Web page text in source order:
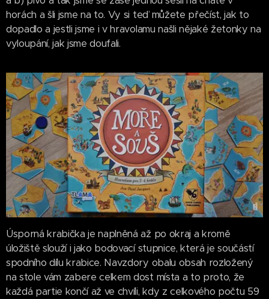
horách a šli jsme na to. Vy si teď můžete přečíst, jak to
dopadlo a jestli jsme i v hravolamu našli nějaké žetonky na
vyloupání, jak jsme doufali.
Úsporná krabička je naplněná až po okraj a kromě
úložiště slouží i jako bodovací stupnice, která je součástí
spodního dílu krabice. Navzdory obalu obsah rozložený
na stole vám zabere celkem dost místa a to proto, že
každá partie končí až ve chvíli, kdy z celkového počtu 59